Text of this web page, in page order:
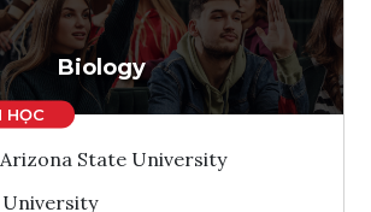
Tham vấn Interlink
Biology
Arizona State University
University